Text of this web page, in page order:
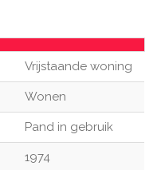
Vrijstaande woning
Wonen
Pand in gebruik
1974